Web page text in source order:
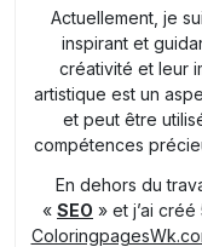
Actuellement, je
inspirant et
créativité et leur
artistique est un
et peut être
compétences
En dehors du
« SEO » et j’ai